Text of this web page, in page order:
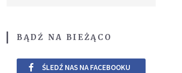
BĄDŹ NA BIEŻĄCO
ŚLEDŹ NAS NA FACEBOOKU